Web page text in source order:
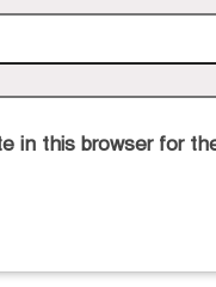
in this browser for